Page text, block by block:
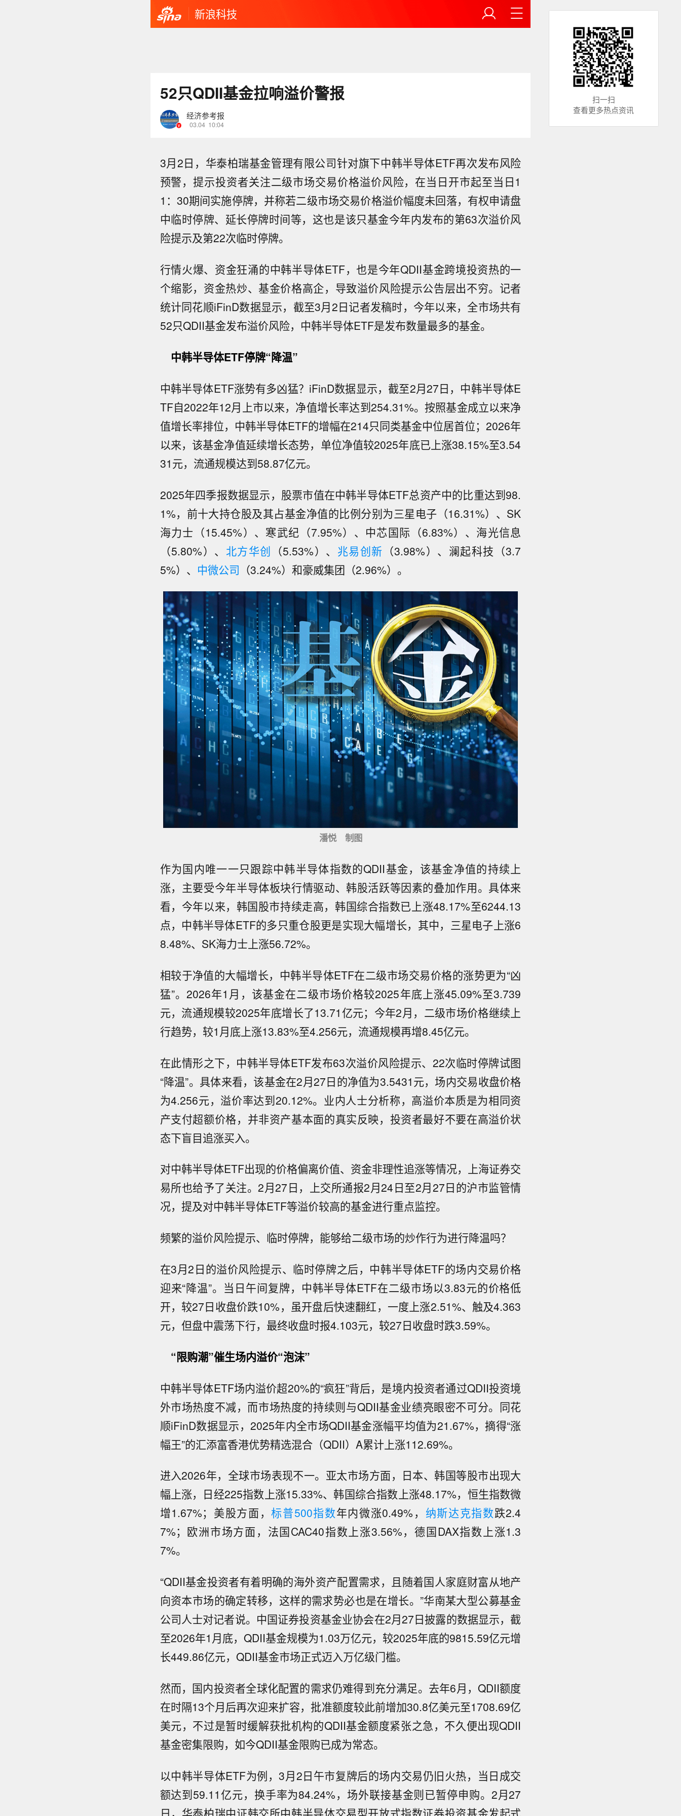
新浪科技
52只QDII基金拉响溢价警报
经济参考报
03.04 10:04
3月2日，华泰柏瑞基金管理有限公司针对旗下中韩半导体ETF再次发布风险
预警，提示投资者关注二级市场交易价格溢价风险，在当日开市起至当日1
1：30期间实施停牌，并称若二级市场交易价格溢价幅度未回落，有权申请盘
中临时停牌、延长停牌时间等，这也是该只基金今年内发布的第63次溢价风
险提示及第22次临时停牌。
行情火爆、资金狂涌的中韩半导体ETF，也是今年QDII基金跨境投资热的一
个缩影，资金热炒、基金价格高企，导致溢价风险提示公告层出不穷。记者
统计同花顺iFinD数据显示，截至3月2日记者发稿时，今年以来，全市场共有
52只QDII基金发布溢价风险，中韩半导体ETF是发布数量最多的基金。
中韩半导体ETF停牌“降温”
中韩半导体ETF涨势有多凶猛？iFinD数据显示，截至2月27日，中韩半导体E
TF自2022年12月上市以来，净值增长率达到254.31%。按照基金成立以来净
值增长率排位，中韩半导体ETF的增幅在214只同类基金中位居首位；2026年
以来，该基金净值延续增长态势，单位净值较2025年底已上涨38.15%至3.54
31元，流通规模达到58.87亿元。
2025年四季报数据显示，股票市值在中韩半导体ETF总资产中的比重达到98.
1%，前十大持仓股及其占基金净值的比例分别为三星电子（16.31%）、SK
海力士（15.45%）、寒武纪（7.95%）、中芯国际（6.83%）、海光信息
（5.80%）、 北方华创 （5.53%）、 兆易创新 （3.98%）、澜起科技（3.7
5%）、 中微公司 （3.24%）和豪威集团（2.96%）。
潘悦 制图
作为国内唯一一只跟踪中韩半导体指数的QDII基金，该基金净值的持续上
涨，主要受今年半导体板块行情驱动、韩股活跃等因素的叠加作用。具体来
看，今年以来，韩国股市持续走高，韩国综合指数已上涨48.17%至6244.13
点，中韩半导体ETF的多只重仓股更是实现大幅增长，其中，三星电子上涨6
8.48%、SK海力士上涨56.72%。
相较于净值的大幅增长，中韩半导体ETF在二级市场交易价格的涨势更为“凶
猛”。2026年1月，该基金在二级市场价格较2025年底上涨45.09%至3.739
元，流通规模较2025年底增长了13.71亿元；今年2月，二级市场价格继续上
行趋势，较1月底上涨13.83%至4.256元，流通规模再增8.45亿元。
在此情形之下，中韩半导体ETF发布63次溢价风险提示、22次临时停牌试图
“降温”。具体来看，该基金在2月27日的净值为3.5431元，场内交易收盘价格
为4.256元，溢价率达到20.12%。业内人士分析称，高溢价本质是为相同资
产支付超额价格，并非资产基本面的真实反映，投资者最好不要在高溢价状
态下盲目追涨买入。
对中韩半导体ETF出现的价格偏离价值、资金非理性追涨等情况，上海证券交
易所也给予了关注。2月27日，上交所通报2月24日至2月27日的沪市监管情
况，提及对中韩半导体ETF等溢价较高的基金进行重点监控。
频繁的溢价风险提示、临时停牌，能够给二级市场的炒作行为进行降温吗？
在3月2日的溢价风险提示、临时停牌之后，中韩半导体ETF的场内交易价格
迎来“降温”。当日午间复牌，中韩半导体ETF在二级市场以3.83元的价格低
开，较27日收盘价跌10%，虽开盘后快速翻红，一度上涨2.51%、触及4.363
元，但盘中震荡下行，最终收盘时报4.103元，较27日收盘时跌3.59%。
“限购潮”催生场内溢价“泡沫”
中韩半导体ETF场内溢价超20%的“疯狂”背后，是境内投资者通过QDII投资境
外市场热度不减，而市场热度的持续则与QDII基金业绩亮眼密不可分。同花
顺iFinD数据显示，2025年内全市场QDII基金涨幅平均值为21.67%，摘得“涨
幅王”的汇添富香港优势精选混合（QDII）A累计上涨112.69%。
进入2026年，全球市场表现不一。亚太市场方面，日本、韩国等股市出现大
幅上涨，日经225指数上涨15.33%、韩国综合指数上涨48.17%，恒生指数微
增1.67%；美股方面，标普500指数年内微涨0.49%， 纳斯达克指数跌2.4
7%；欧洲市场方面，法国CAC40指数上涨3.56%，德国DAX指数上涨1.3
7%。
“QDII基金投资者有着明确的海外资产配置需求，且随着国人家庭财富从地产
向资本市场的确定转移，这样的需求势必也是在增长。”华南某大型公募基金
公司人士对记者说。中国证券投资基金业协会在2月27日披露的数据显示，截
至2026年1月底，QDII基金规模为1.03万亿元，较2025年底的9815.59亿元增
长449.86亿元，QDII基金市场正式迈入万亿级门槛。
然而，国内投资者全球化配置的需求仍难得到充分满足。去年6月，QDII额度
在时隔13个月后再次迎来扩容，批准额度较此前增加30.8亿美元至1708.69亿
美元，不过是暂时缓解获批机构的QDII基金额度紧张之急，不久便出现QDII
基金密集限购，如今QDII基金限购已成为常态。
以中韩半导体ETF为例，3月2日午市复牌后的场内交易仍旧火热，当日成交
额达到59.11亿元，换手率为84.24%，场外联接基金则已暂停申购。2月27
日，华泰柏瑞中证韩交所中韩半导体交易型开放式指数证券投资基金发起式
扫一扫
查看更多热点资讯